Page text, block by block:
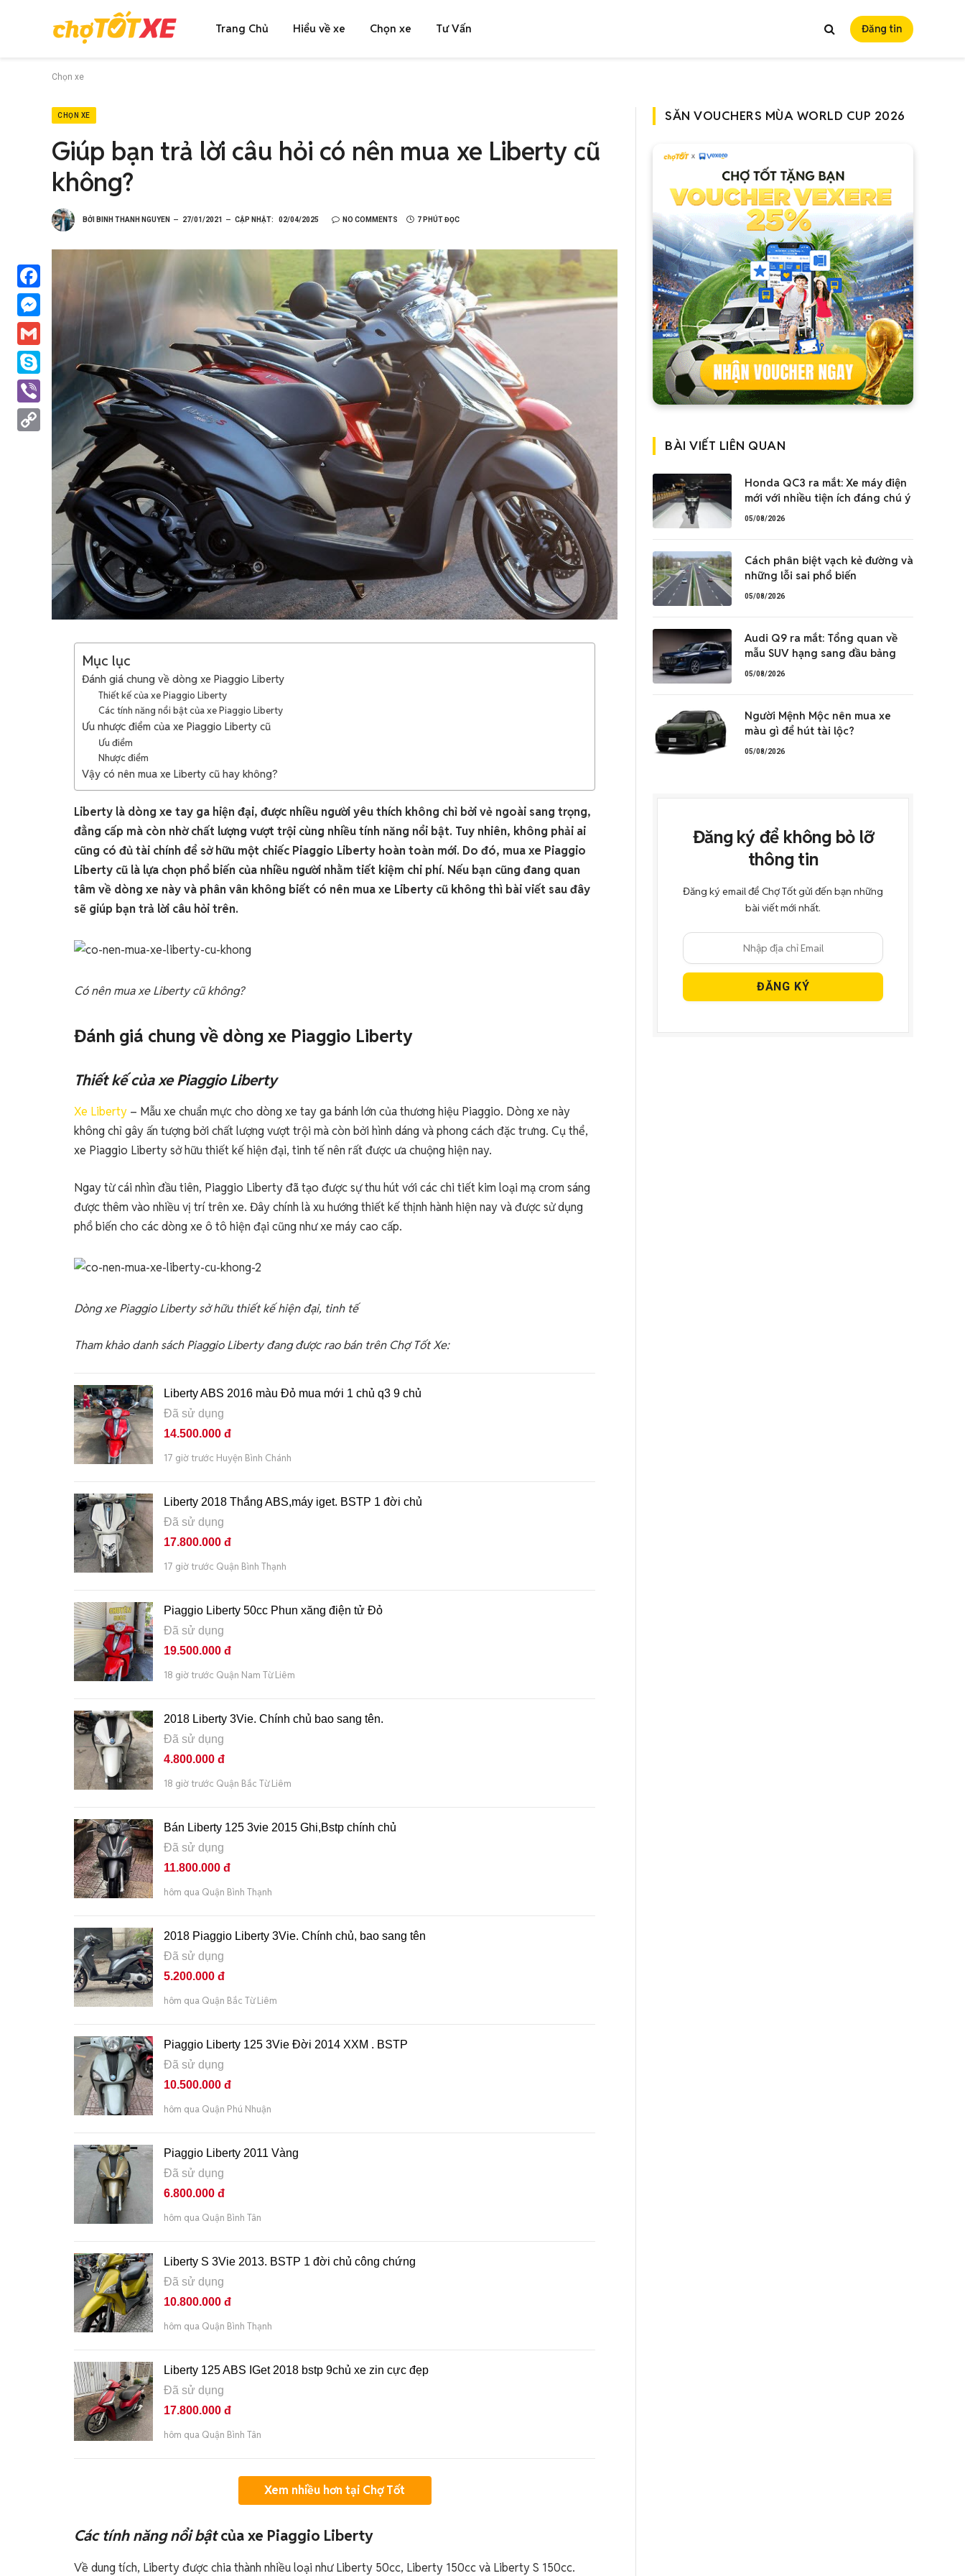
Trang Chủ Hiểu về xe Chọn xe Tư Vấn Đăng tin
Chọn xe
CHỌN XE
Giúp bạn trả lời câu hỏi có nên mua xe Liberty cũ
không?
BỞI BINH THANH NGUYEN 27/01/2021 CẬP NHẬT: 02/04/2025 NO COMMENTS 7 PHÚT ĐỌC
Mục lục
Đánh giá chung về dòng xe Piaggio Liberty
Thiết kế của xe Piaggio Liberty
Các tính năng nổi bật của xe Piaggio Liberty
Ưu nhược điểm của xe Piaggio Liberty cũ
Ưu điểm
Nhược điểm
Vậy có nên mua xe Liberty cũ hay không?
Liberty là dòng xe tay ga hiện đại, được nhiều người yêu thích không chỉ bởi vẻ ngoài sang trọng,
đẳng cấp mà còn nhờ chất lượng vượt trội cùng nhiều tính năng nổi bật. Tuy nhiên, không phải ai
cũng có đủ tài chính để sở hữu một chiếc Piaggio Liberty hoàn toàn mới. Do đó, mua xe Piaggio
Liberty cũ là lựa chọn phổ biến của nhiều người nhằm tiết kiệm chi phí. Nếu bạn cũng đang quan
tâm về dòng xe này và phân vân không biết có nên mua xe Liberty cũ không thì bài viết sau đây
sẽ giúp bạn trả lời câu hỏi trên.
Có nên mua xe Liberty cũ không?
Đánh giá chung về dòng xe Piaggio Liberty
Thiết kếcủa xe Piaggio Liberty
Xe Liberty – Mẫu xe chuẩn mực cho dòng xe tay ga bánh lớn của thương hiệu Piaggio. Dòng xe này
không chỉ gây ấn tượng bởi chất lượng vượt trội mà còn bởi hình dáng và phong cách đặc trưng. Cụ thể,
xe Piaggio Liberty sở hữu thiết kế hiện đại, tinh tế nên rất được ưa chuộng hiện nay.
Ngay từ cái nhìn đầu tiên, Piaggio Liberty đã tạo được sự thu hút với các chi tiết kim loại mạ crom sáng
được thêm vào nhiều vị trí trên xe. Đây chính là xu hướng thiết kế thịnh hành hiện nay và được sử dụng
phổ biến cho các dòng xe ô tô hiện đại cũng như xe máy cao cấp.
Dòng xe Piaggio Liberty sở hữu thiết kế hiện đại, tinh tế
Tham khảo danh sách Piaggio Liberty đang được rao bán trên Chợ Tốt Xe:
Liberty ABS 2016 màu Đỏ mua mới 1 chủ q3 9 chủ
Đã sử dụng
14.500.000 đ
17 giờ trước Huyện Bình Chánh
Liberty 2018 Thắng ABS,máy iget. BSTP 1 đời chủ
Đã sử dụng
17.800.000 đ
17 giờ trước Quận Bình Thạnh
Piaggio Liberty 50cc Phun xăng điện tử Đỏ
Đã sử dụng
19.500.000 đ
18 giờ trước Quận Nam Từ Liêm
2018 Liberty 3Vie. Chính chủ bao sang tên.
Đã sử dụng
4.800.000 đ
18 giờ trước Quận Bắc Từ Liêm
Bán Liberty 125 3vie 2015 Ghi,Bstp chính chủ
Đã sử dụng
11.800.000 đ
hôm qua Quận Bình Thạnh
2018 Piaggio Liberty 3Vie. Chính chủ, bao sang tên
Đã sử dụng
5.200.000 đ
hôm qua Quận Bắc Từ Liêm
Piaggio Liberty 125 3Vie Đời 2014 XXM . BSTP
Đã sử dụng
10.500.000 đ
hôm qua Quận Phú Nhuận
Piaggio Liberty 2011 Vàng
Đã sử dụng
6.800.000 đ
hôm qua Quận Bình Tân
Liberty S 3Vie 2013. BSTP 1 đời chủ công chứng
Đã sử dụng
10.800.000 đ
hôm qua Quận Bình Thạnh
Liberty 125 ABS IGet 2018 bstp 9chủ xe zin cực đẹp
Đã sử dụng
17.800.000 đ
hôm qua Quận Bình Tân
Xem nhiều hơn tại Chợ Tốt
Các tính năng nổi bậtcủa xe Piaggio Liberty
Về dung tích, Liberty được chia thành nhiều loại như Liberty 50cc, Liberty 150cc và Liberty S 150cc.
SĂN VOUCHERS MÙA WORLD CUP 2026
BÀI VIẾT LIÊN QUAN
Honda QC3 ra mắt: Xe máy điện
mới với nhiều tiện ích đáng chú ý
05/08/2026
Cách phân biệt vạch kẻ đường và
những lỗi sai phổ biến
05/08/2026
Audi Q9 ra mắt: Tổng quan về
mẫu SUV hạng sang đầu bảng
05/08/2026
Người Mệnh Mộc nên mua xe
màu gì để hút tài lộc?
05/08/2026
Đăng ký để không bỏ lỡ
thông tin
Đăng ký email để Chợ Tốt gửi đến bạn những
bài viết mới nhất.
Facebook
Messenger
Gmail
Skype
Viber